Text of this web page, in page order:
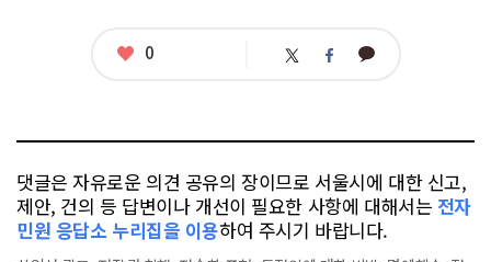
좋
0 트 페 카
댓글은 자유로운 의견 공유의 장이므로 서울시에 대한 신고,
제안, 건의 등 답변이나 개선이 필요한 사항에 대해서는 전자
민원 응답소 누리집을 이용하여 주시기 바랍니다.